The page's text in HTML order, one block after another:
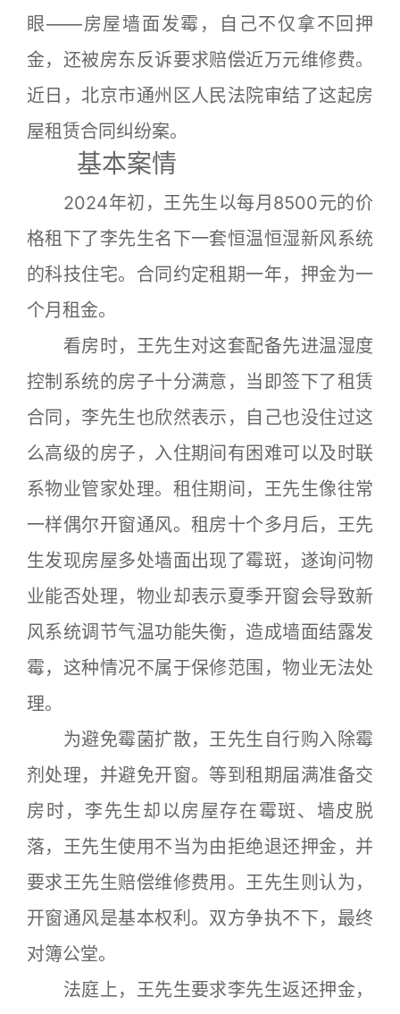
眼——房屋墙面发霉，自己不仅拿不回押
金，还被房东反诉要求赔偿近万元维修费。
近日，北京市通州区人民法院审结了这起房
屋租赁合同纠纷案。
基本案情
2024年初，王先生以每月8500元的价
格租下了李先生名下一套恒温恒湿新风系统
的科技住宅。合同约定租期一年，押金为一
个月租金。
看房时，王先生对这套配备先进温湿度
控制系统的房子十分满意，当即签下了租赁
合同，李先生也欣然表示，自己也没住过这
么高级的房子，入住期间有困难可以及时联
系物业管家处理。租住期间，王先生像往常
一样偶尔开窗通风。租房十个多月后，王先
生发现房屋多处墙面出现了霉斑，遂询问物
业能否处理，物业却表示夏季开窗会导致新
风系统调节气温功能失衡，造成墙面结露发
霉，这种情况不属于保修范围，物业无法处
理。
为避免霉菌扩散，王先生自行购入除霉
剂处理，并避免开窗。等到租期届满准备交
房时，李先生却以房屋存在霉斑、墙皮脱
落，王先生使用不当为由拒绝退还押金，并
要求王先生赔偿维修费用。王先生则认为，
开窗通风是基本权利。双方争执不下，最终
对簿公堂。
法庭上，王先生要求李先生返还押金，